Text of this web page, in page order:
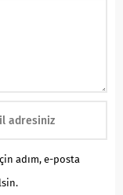
adım, e-posta